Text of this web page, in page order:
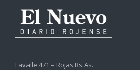
Lavalle 471 – Rojas Bs.As.